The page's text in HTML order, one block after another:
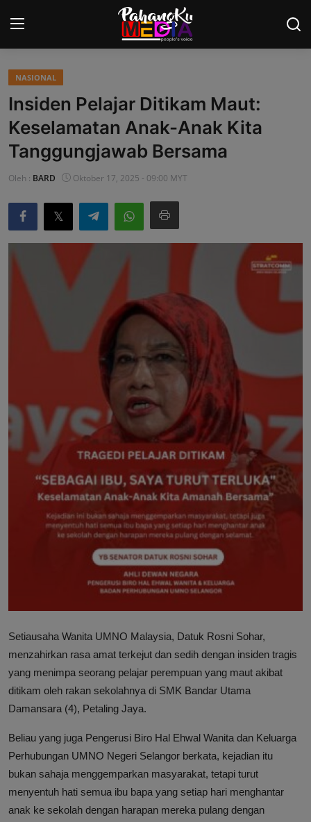
Laman Utama
Nasional
Politik
Gaya Hidup
Ekonomi
Sukan
AOK Tahu Tak!
NASIONAL
Insiden Pelajar Ditikam Maut:
Keselamatan Anak-Anak Kita
Tanggungjawab Bersama
Oleh : BARD Oktober 17, 2025 - 09:00 MYT
Setiausaha Wanita UMNO Malaysia, Datuk Rosni Sohar,
menzahirkan rasa amat terkejut dan sedih dengan insiden tragis
yang menimpa seorang pelajar perempuan yang maut akibat
ditikam oleh rakan sekolahnya di SMK Bandar Utama
Damansara (4), Petaling Jaya.
Beliau yang juga Pengerusi Biro Hal Ehwal Wanita dan Keluarga
Perhubungan UMNO Negeri Selangor berkata, kejadian itu
bukan sahaja menggemparkan masyarakat, tetapi turut
menyentuh hati semua ibu bapa yang setiap hari menghantar
anak ke sekolah dengan harapan mereka pulang dengan